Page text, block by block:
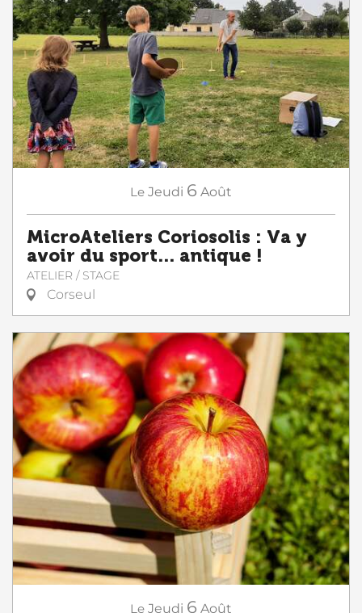
Le Jeudi 6 Août
MicroAteliers Coriosolis : Va y
avoir du sport... antique !
ATELIER / STAGE
Corseul
Le Jeudi 6 Août